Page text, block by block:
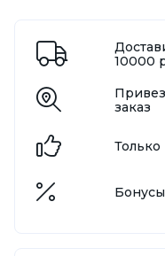
10000
заказ
Только